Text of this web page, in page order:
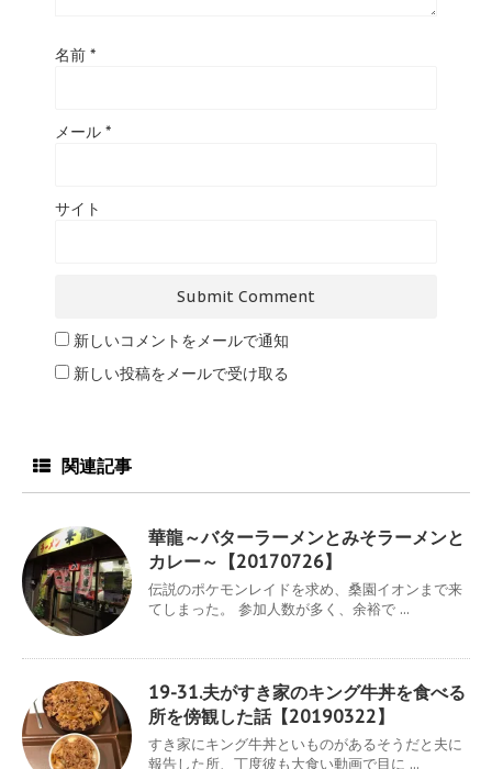
名前 *
メール *
サイト
新しいコメントをメールで通知
新しい投稿をメールで受け取る
関連記事
華龍～バターラーメンとみそラーメンと
カレー～【20170726】
伝説のポケモンレイドを求め、桑園イオンまで来
てしまった。 参加人数が多く、余裕で ...
19-31.夫がすき家のキング牛丼を食べる
所を傍観した話【20190322】
すき家にキング牛丼といものがあるそうだと夫に
報告した所、丁度彼も大食い動画で目に ...